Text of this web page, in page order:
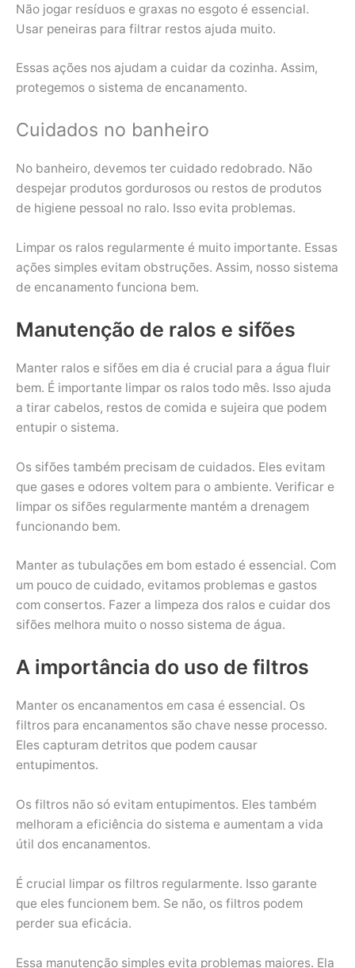
Não jogar resíduos e graxas no esgoto é essencial.
Usar peneiras para filtrar restos ajuda muito.
Essas ações nos ajudam a cuidar da cozinha. Assim,
protegemos o sistema de encanamento.
Cuidados no banheiro
No banheiro, devemos ter cuidado redobrado. Não
despejar produtos gordurosos ou restos de produtos
de higiene pessoal no ralo. Isso evita problemas.
Limpar os ralos regularmente é muito importante. Essas
ações simples evitam obstruções. Assim, nosso sistema
de encanamento funciona bem.
Manutenção de ralos e sifões
Manter ralos e sifões em dia é crucial para a água fluir
bem. É importante limpar os ralos todo mês. Isso ajuda
a tirar cabelos, restos de comida e sujeira que podem
entupir o sistema.
Os sifões também precisam de cuidados. Eles evitam
que gases e odores voltem para o ambiente. Verificar e
limpar os sifões regularmente mantém a drenagem
funcionando bem.
Manter as tubulações em bom estado é essencial. Com
um pouco de cuidado, evitamos problemas e gastos
com consertos. Fazer a limpeza dos ralos e cuidar dos
sifões melhora muito o nosso sistema de água.
A importância do uso de filtros
Manter os encanamentos em casa é essencial. Os
filtros para encanamentos são chave nesse processo.
Eles capturam detritos que podem causar
entupimentos.
Os filtros não só evitam entupimentos. Eles também
melhoram a eficiência do sistema e aumentam a vida
útil dos encanamentos.
É crucial limpar os filtros regularmente. Isso garante
que eles funcionem bem. Se não, os filtros podem
perder sua eficácia.
Essa manutenção simples evita problemas maiores. Ela